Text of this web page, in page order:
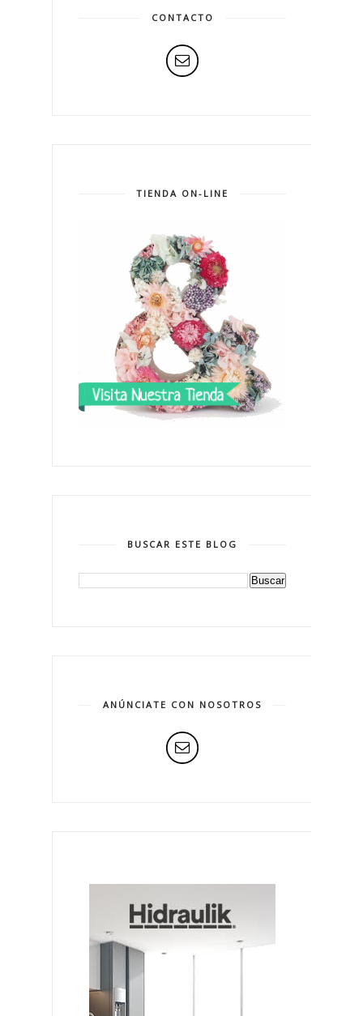
CONTACTO
TIENDA ON-LINE
BUSCAR ESTE BLOG
ANÚNCIATE CON NOSOTROS